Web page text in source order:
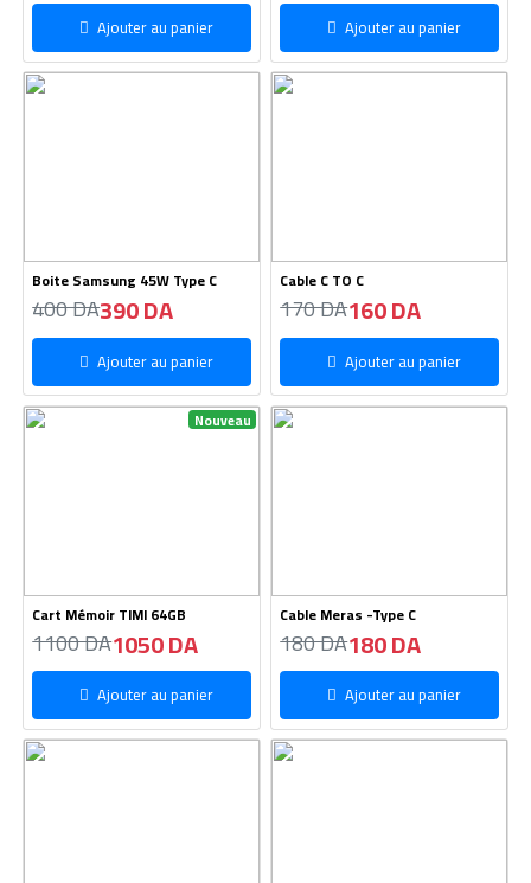
Ajouter au panier Ajouter au panier
Boite Samsung 45W Type C
400 DA390 DA
Ajouter au panier
Cable C TO C
170 DA160 DA
Ajouter au panier
Nouveau
Cart Mémoir TIMI 64GB
1100 DA1050 DA
Ajouter au panier
Cable Meras -Type C
180 DA180 DA
Ajouter au panier